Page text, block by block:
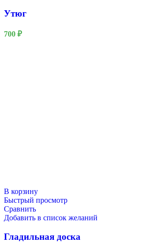
Утюг
700 ₽
В корзину
Быстрый просмотр
Сравнить
Добавить в список желаний
Гладильная доска